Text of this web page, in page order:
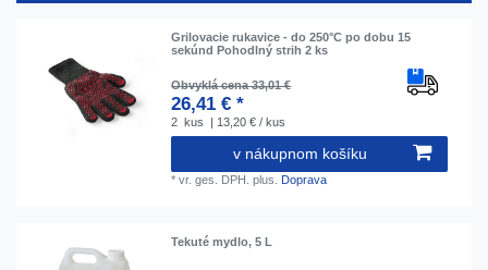
Grilovacie rukavice - do 250°C po dobu 15
sekúnd Pohodlný strih 2 ks
Obvyklá cena 33,01 €
26,41 € *
2 kus | 13,20 € / kus
v nákupnom košíku
*vr. ges. DPH. plus. Doprava
Tekuté mydlo, 5 L